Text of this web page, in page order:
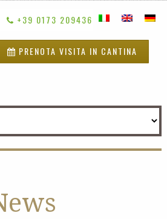
+39 0173 209436
PRENOTA VISITA IN CANTINA